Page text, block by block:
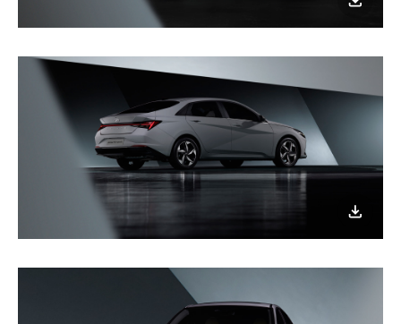
이미지
다운로드
이미지
다운로드